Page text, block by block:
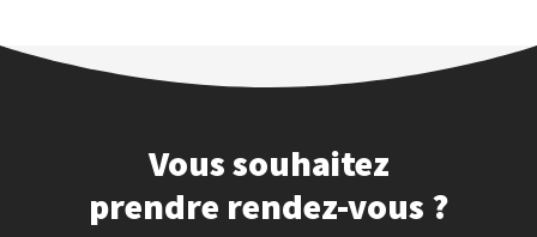
Vous souhaitez
prendre rendez-vous ?